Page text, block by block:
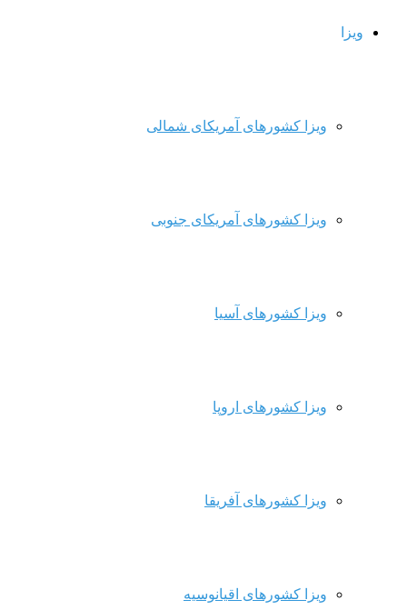
ویزا
ویزا کشورهای آمریکای شمالی
ویزا کشورهای آمریکای جنوبی
ویزا کشورهای آسیا
ویزا کشورهای اروپا
ویزا کشورهای آفریقا
ویزا کشورهای اقیانوسیه